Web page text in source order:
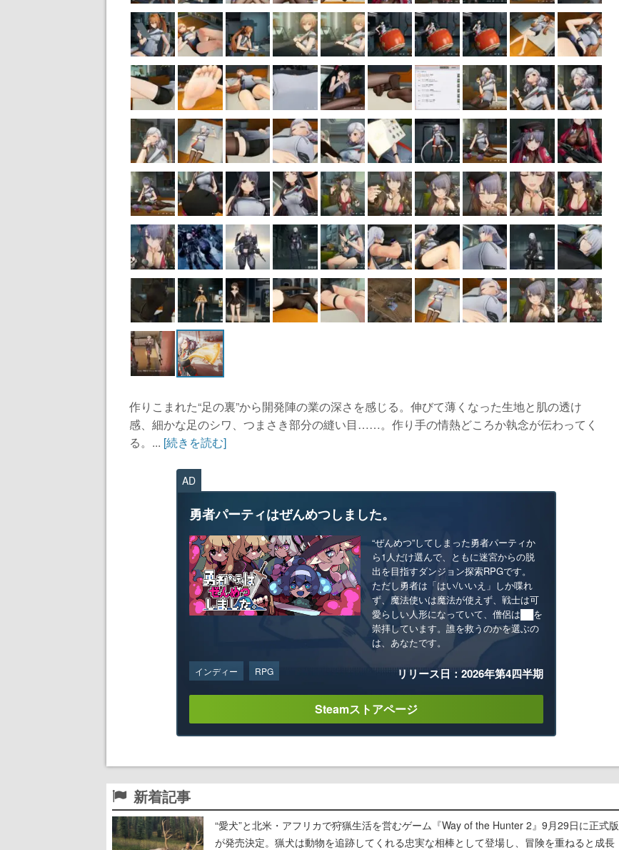
作りこまれた“足の裏”から開発陣の業の深さを感じる。伸びて薄くなった生地と肌の透け
感、細かな足のシワ、つまさき部分の縫い目……。作り手の情熱どころか執念が伝わってく
る。... [続きを読む]
AD
勇者パーティはぜんめつしました。
“ぜんめつ”してしまった勇者パーティか
ら1人だけ選んで、ともに迷宮からの脱
出を目指すダンジョン探索RPGです。
ただし勇者は「はい/いいえ」しか喋れ
ず、魔法使いは魔法が使えず、戦士は可
愛らしい人形になっていて、僧侶は██を
崇拝しています。誰を救うのかを選ぶの
は、あなたです。
インディー RPG リリース日：2026年第4四半期
Steamストアページ
新着記事
“愛犬”と北米・アフリカで狩猟生活を営むゲーム『Way of the Hunter 2』9月29日に正式版
が発売決定。猟犬は動物を追跡してくれる忠実な相棒として登場し、冒険を重ねると成長